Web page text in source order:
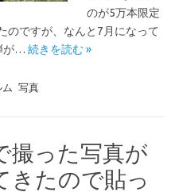
のが5万本限定
のですが、なんと7月になって
が… 続きを読む »
ム 写真
撮った写真が
きたので貼っ